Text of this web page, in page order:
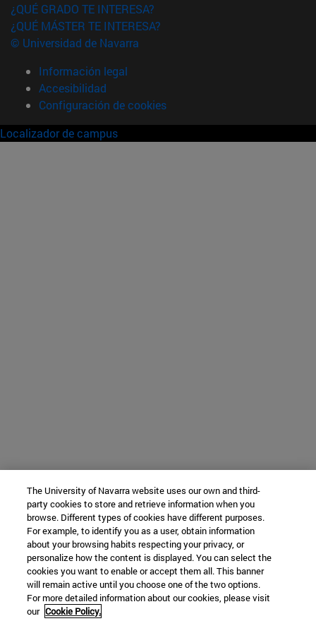
¿QUÉ GRADO TE INTERESA?
¿QUÉ MÁSTER TE INTERESA?
© Universidad de Navarra
Información legal
Accesibilidad
Configuración de cookies
Localizador de campus
The University of Navarra website uses our own and third-
party cookies to store and retrieve information when you
browse. Different types of cookies have different purposes.
For example, to identify you as a user, obtain information
about your browsing habits respecting your privacy, or
personalize how the content is displayed. You can select the
cookies you want to enable or accept them all. This banner
will remain active until you choose one of the two options.
For more detailed information about our cookies, please visit
our Cookie Policy.